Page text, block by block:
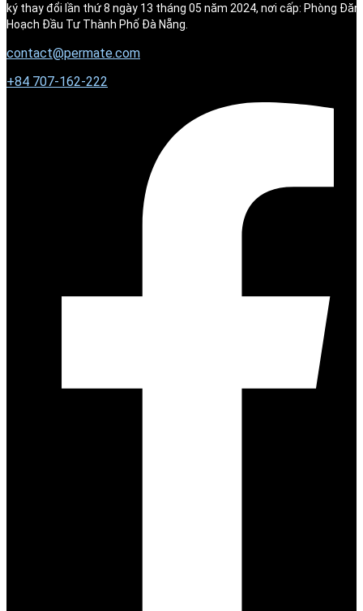
ký thay đổi lần thứ 8 ngày 13 tháng 05 năm 2024, nơi cấp: Phòng
Hoạch Đầu Tư Thành Phố Đà Nẵng.
contact@permate.com
+84 707-162-222